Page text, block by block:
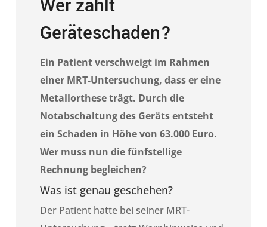
Wer zahlt
Geräteschaden?
Ein Patient verschweigt im Rahmen
einer MRT-Untersuchung, dass er eine
Metallorthese trägt. Durch die
Notabschaltung des Geräts entsteht
ein Schaden in Höhe von 63.000 Euro.
Wer muss nun die fünfstellige
Rechnung begleichen?
Was ist genau geschehen?
Der Patient hatte bei seiner MRT-